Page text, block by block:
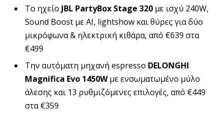
Το ηχείο JBL PartyBox Stage 320 με ισχύ 240W,
Sound Boost με AI, lightshow και θύρες για δύο
μικρόφωνα & ηλεκτρική κιθάρα, από €639 στα
€499
Την αυτόματη μηχανή espresso DELONGHI
Magnifica Evo 1450Wμε ενσωματωμένο μύλο
άλεσης και 13 ρυθμιζόμενες επιλογές, από €449
στα €359